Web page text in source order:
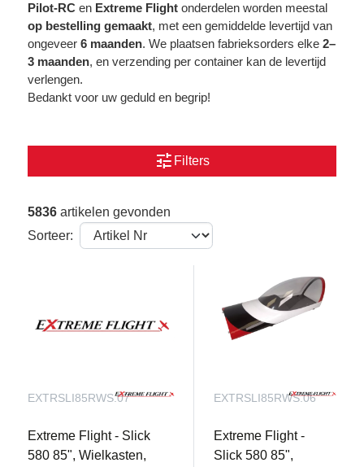
Pilot-RC en Extreme Flight onderdelen worden meestal
op bestelling gemaakt, met een gemiddelde levertijd van
ongeveer6 maanden. We plaatsen fabrieksorders elke2–
3 maanden, en verzending per container kan de levertijd
verlengen.
Bedankt voor uw geduld en begrip!
tune Filters
5836 artikelen gevonden
Sorteer:
EXTRSLI85RWS.07
Extreme Flight - Slick
580 85", Wielkasten,
EXTRSLI85RWS.06
Extreme Flight -
Slick 580 85",